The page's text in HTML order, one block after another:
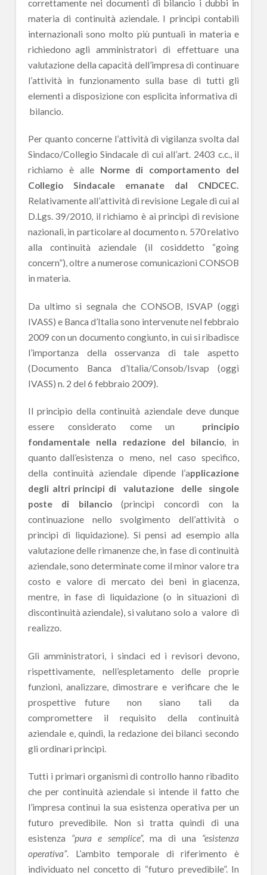
correttamente nei documenti di bilancio i dubbi in
materia di continuità aziendale. I principi contabili
internazionali sono molto più puntuali in materia e
richiedono agli amministratori di effettuare una
valutazione della capacità dell’impresa di continuare
l’attività in funzionamento sulla base di tutti gli
elementi a disposizione con esplicita informativa di
bilancio.
Per quanto concerne l’attività di vigilanza svolta dal
Sindaco/Collegio Sindacale di cui all’art. 2403 c.c., il
richiamo è alle Norme di comportamento del
Collegio Sindacale emanate dal CNDCEC.
Relativamente all’attività di revisione Legale di cui al
D.Lgs. 39/2010, il richiamo è ai principi di revisione
nazionali, in particolare al documento n. 570 relativo
alla continuità aziendale (il cosiddetto “going
concern”), oltre a numerose comunicazioni CONSOB
in materia.
Da ultimo si segnala che CONSOB, ISVAP (oggi
IVASS) e Banca d’Italia sono intervenute nel febbraio
2009 con un documento congiunto, in cui si ribadisce
l’importanza della osservanza di tale aspetto
(Documento Banca d’Italia/Consob/Isvap (oggi
IVASS) n. 2 del 6 febbraio 2009).
Il principio della continuità aziendale deve dunque
essere considerato come un principio
fondamentale nella redazione del bilancio, in
quanto dall’esistenza o meno, nel caso specifico,
della continuità aziendale dipende l’applicazione
degli altri principi di valutazione delle singole
poste di bilancio(principi concordi con la
continuazione nello svolgimento dell’attività o
principi di liquidazione). Si pensi ad esempio alla
valutazione delle rimanenze che, in fase di continuità
aziendale, sono determinate come il minor valore tra
costo e valore di mercato dei beni in giacenza,
mentre, in fase di liquidazione (o in situazioni di
discontinuità aziendale), si valutano solo a valore di
realizzo.
Gli amministratori, i sindaci ed i revisori devono,
rispettivamente, nell’espletamento delle proprie
funzioni, analizzare, dimostrare e verificare che le
prospettive future non siano tali da
compromettere il requisito della continuità
aziendale e, quindi, la redazione dei bilanci secondo
gli ordinari principi.
Tutti i primari organismi di controllo hanno ribadito
che per continuità aziendale si intende il fatto che
l’impresa continui la sua esistenza operativa per un
futuro prevedibile. Non si tratta quindi di una
esistenza “pura e semplice”, ma di una “esistenza
operativa”. L’ambito temporale di riferimento è
individuato nel concetto di “futuro prevedibile”. In